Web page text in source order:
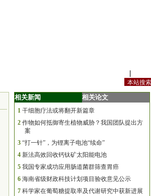
相关新闻 相关论文
1 干细胞疗法或将翻开新篇章
2 作物如何抵御寄生植物威胁？我国团队提出方
案
3 “打一针”，为锂离子电池“续命”
4 新法高效回收钙钛矿太阳能电池
5 我国专家成功应用肠道菌群筛查胃癌
6 海南省级财政科技计划项目验收意见公示
7 科学家在葡萄糖提取率及代谢研究中获新进展